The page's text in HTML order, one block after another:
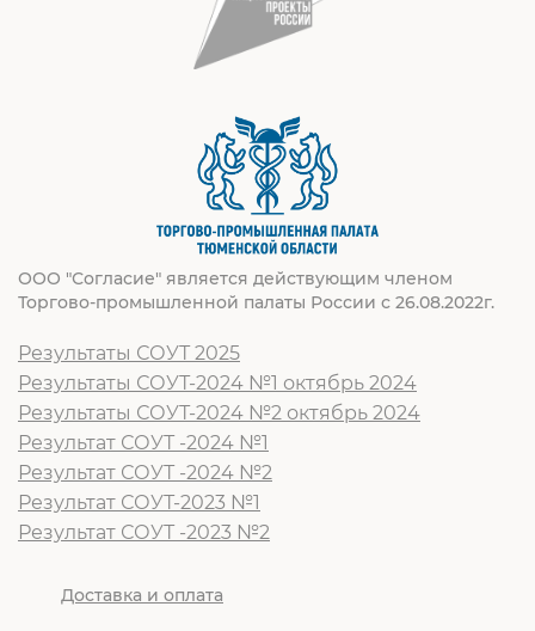
ООО "Согласие" является действующим членом
Торгово-промышленной палаты России с 26.08.2022г.
Результаты СОУТ 2025
Результаты СОУТ-2024 №1 октябрь 2024
Результаты СОУТ-2024 №2 октябрь 2024
Результат СОУТ -2024 №1
Результат СОУТ -2024 №2
Результат СОУТ-2023 №1
Результат СОУТ -2023 №2
Доставка и оплата